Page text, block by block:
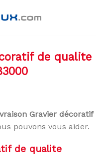
de qualite
Gravier décoratif
pouvons vous aider.
de qualite